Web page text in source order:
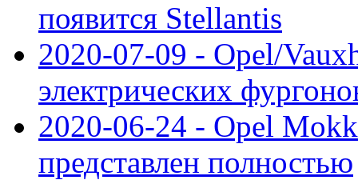
появится Stellantis
2020-07-09 - Opel/
электрических
2020-06-24 - Opel
представлен полностью